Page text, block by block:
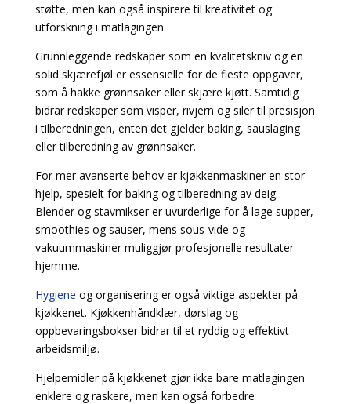
støtte, men kan også inspirere til kreativitet og
utforskning i matlagingen.
Grunnleggende redskaper som en kvalitetskniv og en
solid skjærefjøl er essensielle for de fleste oppgaver,
som å hakke grønnsaker eller skjære kjøtt. Samtidig
bidrar redskaper som visper, rivjern og siler til presisjon
i tilberedningen, enten det gjelder baking, sauslaging
eller tilberedning av grønnsaker.
For mer avanserte behov er kjøkkenmaskiner en stor
hjelp, spesielt for baking og tilberedning av deig.
Blender og stavmikser er uvurderlige for å lage supper,
smoothies og sauser, mens sous-vide og
vakuummaskiner muliggjør profesjonelle resultater
hjemme.
Hygiene og organisering er også viktige aspekter på
kjøkkenet. Kjøkkenhåndklær, dørslag og
oppbevaringsbokser bidrar til et ryddig og effektivt
arbeidsmiljø.
Hjelpemidler på kjøkkenet gjør ikke bare matlagingen
enklere og raskere, men kan også forbedre